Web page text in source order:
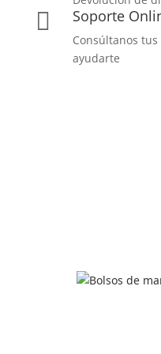
 Soporte
Consúltanos
ayudarte